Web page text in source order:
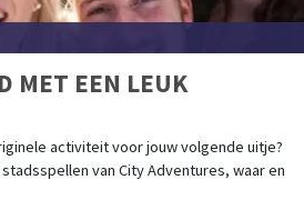
MET EEN LEUK
activiteit voor jouw volgende uitje?
van City Adventures, waar en